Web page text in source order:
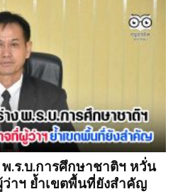
.ร.บ.การศึกษาชาติฯ หวั่น
ว่าฯ ย้ำเขตพื้นที่ยังสำคัญ